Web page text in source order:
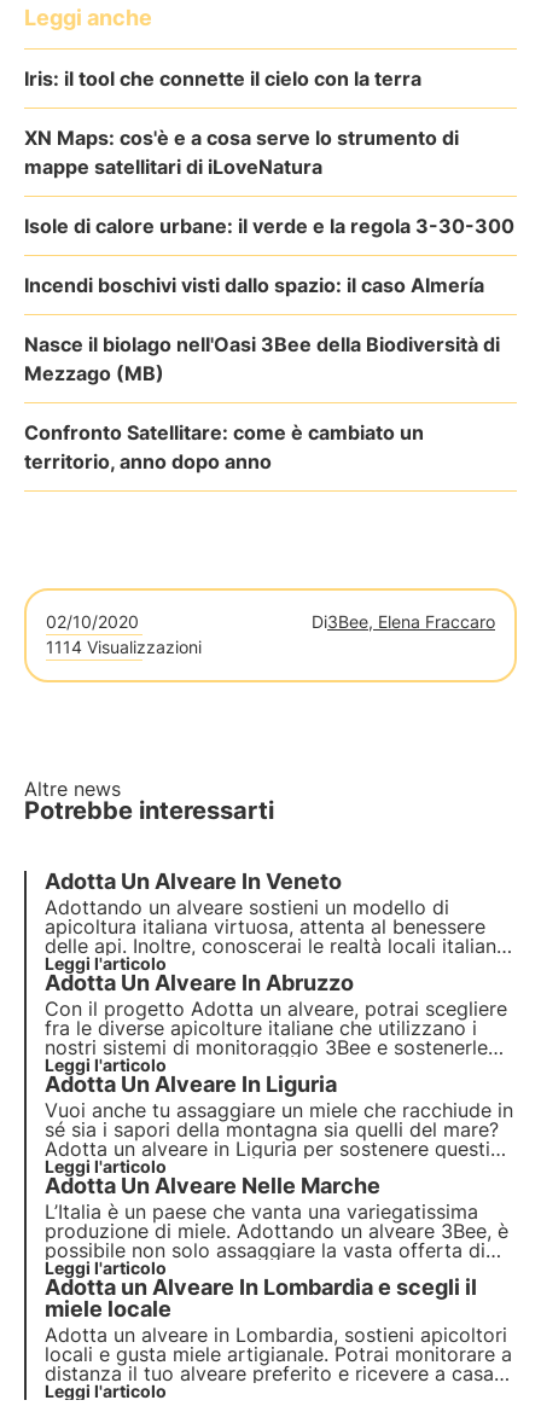
Leggi anche
Iris: il tool che connette il cielo con la terra
XN Maps: cos'è e a cosa serve lo strumento di
mappe satellitari di iLoveNatura
Isole di calore urbane: il verde e la regola 3-30-300
Incendi boschivi visti dallo spazio: il caso Almería
Nasce il biolago nell'Oasi 3Bee della Biodiversità di
Mezzago (MB)
Confronto Satellitare: come è cambiato un
territorio, anno dopo anno
02/10/2020 Di3Bee, Elena Fraccaro
1114 Visualizzazioni
Altre news
Potrebbe interessarti
Adotta Un Alveare In Veneto
Adottando un alveare sostieni un modello di
apicoltura italiana virtuosa, attenta al benessere
delle api. Inoltre, conoscerai le realtà locali italiane
e le diverse tipologie di miele. Oggi voliamo in una
regione che vanta la produzione di uno dei mieli
più rari e difficili da produrre!
Leggi l'articolo
Adotta Un Alveare In Abruzzo
Con il progetto Adotta un alveare, potrai scegliere
fra le diverse apicolture italiane che utilizzano i
nostri sistemi di monitoraggio 3Bee e sostenerle
nella loro attività quotidiana. Scopriamo insieme le
realtà apistiche nella regione Abruzzo, terra dei
mieli introvabili.
Leggi l'articolo
Adotta Un Alveare In Liguria
Vuoi anche tu assaggiare un miele che racchiude in
sé sia i sapori della montagna sia quelli del mare?
Adotta un alveare in Liguria per sostenere questi
“apicoltori-eroi” e per assaporare il loro gustoso
miele. Adottando un alveare, potrai monitorarlo da
remoto e ricevere il miele da te scelto.
Leggi l'articolo
Adotta Un Alveare Nelle Marche
L’Italia è un paese che vanta una variegatissima
produzione di miele. Adottando un alveare 3Bee, è
possibile non solo assaggiare la vasta offerta di
mieli che il nostro Bel Paese ci offre, ma si può
anche sostenere una realtà apistica locale e le sue
api. Oggi scopriamo la dolcezza delle Marche!
Leggi l'articolo
Adotta un Alveare In Lombardia e scegli il
miele locale
Adotta un alveare in Lombardia, sostieni apicoltori
locali e gusta miele artigianale. Potrai monitorare a
distanza il tuo alveare preferito e ricevere a casa
tua il preziosissimo miele prodotto dalle “tue api”
Leggi l'articolo